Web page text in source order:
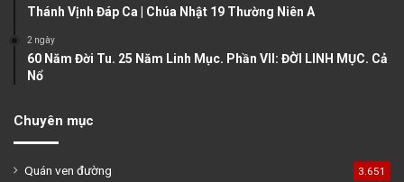
Thánh Vịnh Đáp Ca | Chúa Nhật 19 Thường Niên A
2 ngày
60 Năm Đời Tu. 25 Năm Linh Mục. Phần VII: ĐỜI LINH MỤC. Cả
Nổ
Chuyên mục
Quán ven đường 3.651